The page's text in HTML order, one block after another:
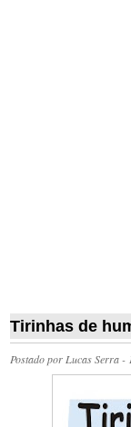
Tirinhas de
Postado porLucas Serra-